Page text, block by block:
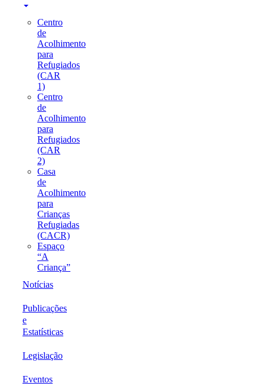
Centro
de
Acolhimento
para
Refugiados
(CAR
1)
Centro
de
Acolhimento
para
Refugiados
(CAR
2)
Casa
de
Acolhimento
para
Crianças
Refugiadas
(CACR)
Espaço
“A
Criança”
Notícias
Publicações
e
Estatísticas
Legislação
Eventos